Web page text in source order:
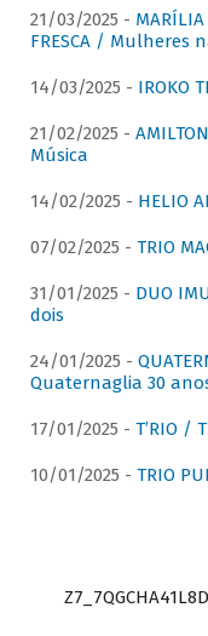
21/03/2025 - MARÍLIA
FRESCA / Mulheres
14/03/2025 - IROKO
21/02/2025 -
Música
14/02/2025 - HELIO
07/02/2025 - TRIO
31/01/2025 - DUO
dois
24/01/2025 -
Quaternaglia 30
17/01/2025 - T’RIO /
10/01/2025 - TRIO